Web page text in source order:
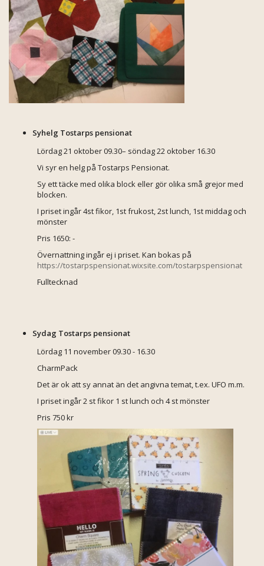
Syhelg Tostarps pensionat
Lördag 21 oktober 09.30– söndag 22 oktober 16.30
Vi syr en helg på Tostarps Pensionat.
Sy ett täcke med olika block eller gör olika små grejor med
blocken.
I priset ingår 4st fikor, 1st frukost, 2st lunch, 1st middag och
mönster
Pris 1650: -
Övernattning ingår ej i priset. Kan bokas på
https://tostarpspensionat.wixsite.com/tostarpspensionat
Fulltecknad
Sydag Tostarps pensionat
Lördag 11 november 09.30 - 16.30
CharmPack
Det är ok att sy annat än det angivna temat, t.ex. UFO m.m.
I priset ingår 2 st fikor 1 st lunch och 4 st mönster
Pris 750 kr